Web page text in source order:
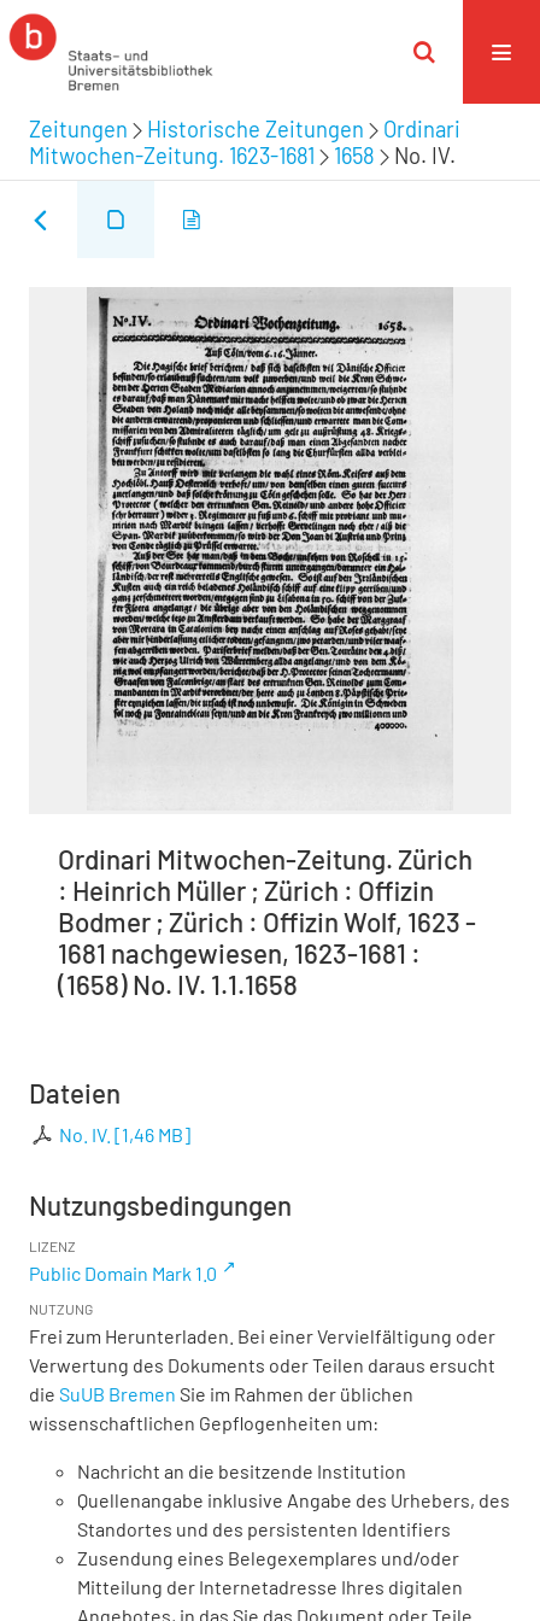
Zeitungen Historische Zeitungen
Ordinari
Mitwochen-Zeitung. 1623-1681
1658 No. IV.
Ordinari Mitwochen-Zeitung. Zürich
: Heinrich Müller ; Zürich : Offizin
Bodmer ; Zürich : Offizin Wolf, 1623 -
1681 nachgewiesen, 1623-1681 :
(1658) No. IV. 1.1.1658
Dateien
No. IV. [1,46 MB]
Nutzungsbedingungen
LIZENZ
Public Domain Mark 1.0
NUTZUNG
Frei zum Herunterladen. Bei einer Vervielfältigung oder
Verwertung des Dokuments oder Teilen daraus ersucht
die SuUB Bremen Sie im Rahmen der üblichen
wissenschaftlichen Gepflogenheiten um:
Nachricht an die besitzende Institution
Quellenangabe inklusive Angabe des Urhebers, des
Standortes und des persistenten Identifiers
Zusendung eines Belegexemplares und/oder
Mitteilung der Internetadresse Ihres digitalen
Angebotes, in das Sie das Dokument oder Teile